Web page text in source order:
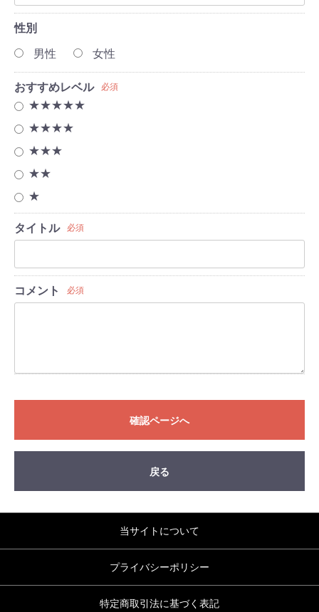
性別
男性
女性
おすすめレベル 必須
★★★★★
★★★★
★★★
★★
★
タイトル 必須
コメント 必須
確認ページへ
戻る
当サイトについて
プライバシーポリシー
特定商取引法に基づく表記